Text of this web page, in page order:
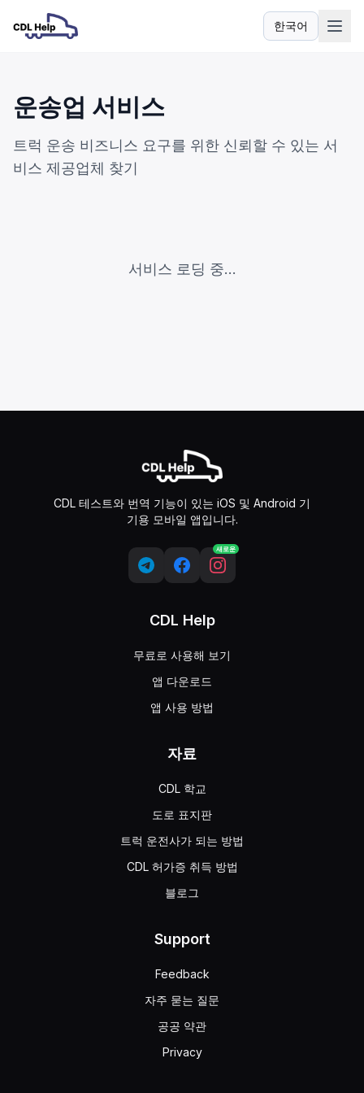
한국어
언어
운송업 서비스
트럭 운송 비즈니스 요구를 위한 신뢰할 수 있는 서
비스 제공업체 찾기
서비스 로딩 중...
CDL 테스트와 번역 기능이 있는 iOS 및 Android 기
기용 모바일 앱입니다.
새로운
CDL Help
무료로 사용해 보기
앱 다운로드
앱 사용 방법
자료
CDL 학교
도로 표지판
트럭 운전사가 되는 방법
CDL 허가증 취득 방법
블로그
Support
Feedback
자주 묻는 질문
공공 약관
Privacy